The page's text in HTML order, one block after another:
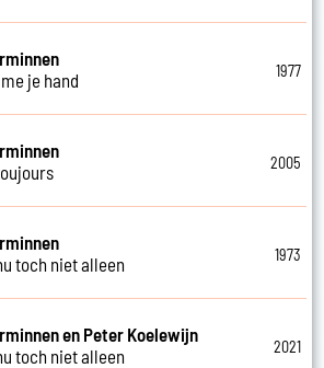
je hand
1977
2005
toch niet alleen
1973
en Peter Koelewijn
toch niet alleen
2021